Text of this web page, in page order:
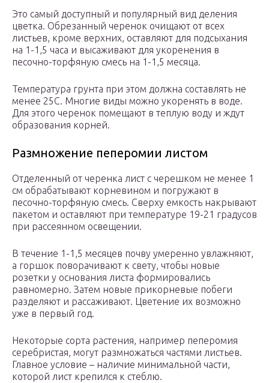
Это самый доступный и популярный вид деления
цветка. Обрезанный черенок очищают от всех
листьев, кроме верхних, оставляют для подсыхания
на 1-1,5 часа и высаживают для укоренения в
песочно-торфяную смесь на 1-1,5 месяца.
Температура грунта при этом должна составлять не
менее 25С. Многие виды можно укоренять в воде.
Для этого черенок помещают в теплую воду и ждут
образования корней.
Размножение пеперомии листом
Отделенный от черенка лист с черешком не менее 1
см обрабатывают корневином и погружают в
песочно-торфяную смесь. Сверху емкость накрывают
пакетом и оставляют при температуре 19-21 градусов
при рассеянном освещении.
В течение 1-1,5 месяцев почву умеренно увлажняют,
а горшок поворачивают к свету, чтобы новые
розетки у основания листа формировались
равномерно. Затем новые прикорневые побеги
разделяют и рассаживают. Цветение их возможно
уже в первый год.
Некоторые сорта растения, например пеперомия
серебристая, могут размножаться частями листьев.
Главное условие – наличие минимальной части,
которой лист крепился к стеблю.